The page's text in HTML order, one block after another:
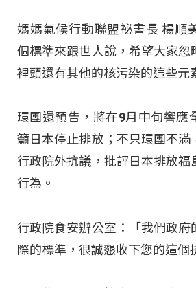
媽媽氣候行動聯盟祕書長 楊順
個標準來跟世人說，希望大家忽
裡頭還有其他的核污染的這些元
環團還預告，將在9月中旬響應
籲日本停止排放；不只環團不滿
行政院外抗議，批評日本排放福
行為。
行政院食安辦公室：「我們政府
際的標準，很誠懇收下您的這個